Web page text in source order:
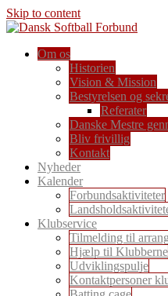
Skip to content
Dansk Softball Forbund
En sport for alle
Om os
Historien
Vision & Mission
Bestyrelsen og
Referater
Danske Mestre
Bliv frivillig
Kontakt
Nyheder
Kalender
Forbundsaktiviteter
Klubservice
Tilmelding til
Hjælp til Klubberne
Udviklingspulje
Kontaktpersoner